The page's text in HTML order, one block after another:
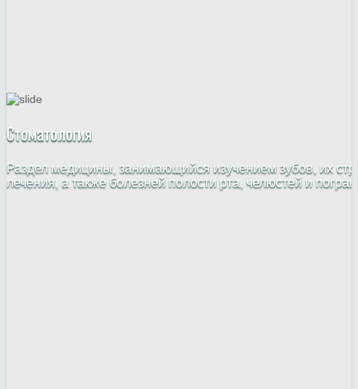
Стоматология
Раздел медицины, занимающийся изучением зубов, их
лечения, а также болезней полости рта, челюстей и